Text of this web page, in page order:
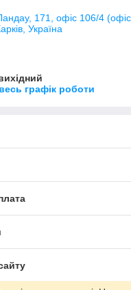
171, офіс 106/4
Україна
графік роботи